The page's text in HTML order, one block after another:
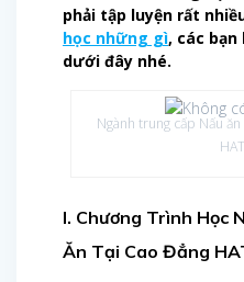
phải tập luyện rất
học những gì, các
dưới đây nhé.
Ngành trung cấp Nấu
I. Chương Trình Học
Ăn Tại Cao Đẳng